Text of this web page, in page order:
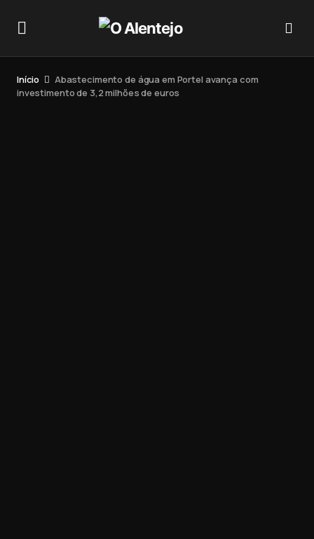
Início
Abastecimento de água em Portel avança com
investimento de 3,2 milhões de euros